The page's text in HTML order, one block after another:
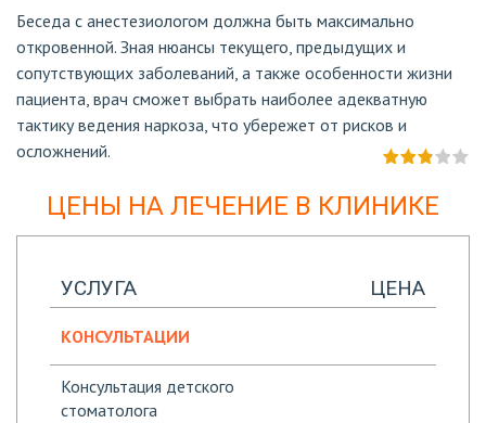
Беседа с анестезиологом должна быть максимально
откровенной. Зная нюансы текущего, предыдущих и
сопутствующих заболеваний, а также особенности жизни
пациента, врач сможет выбрать наиболее адекватную
тактику ведения наркоза, что убережет от рисков и
осложнений.
ЦЕНЫ НА ЛЕЧЕНИЕ В КЛИНИКЕ
УСЛУГА ЦЕНА
КОНСУЛЬТАЦИИ
Консультация детского
стоматолога